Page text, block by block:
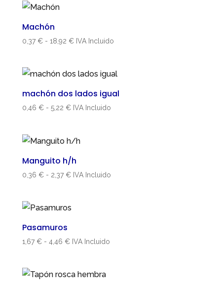
18,57 €
Machón
0,37 € - 18,92 €Rango
desde
hasta
18,92 €
IVA Incluido
machón dos lados igual
0,46 € - 5,22 €Rango
desde
hasta
5,22 €
IVA Incluido
Manguito h/h
0,36 € - 2,37 €Rango
desde
2,37 €
IVA Incluido
Pasamuros
1,67 € - 4,46 €Rango
desde
IVA Incluido